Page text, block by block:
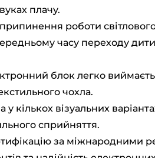
плачу.
роботи
часу переходу
блок легко
чохла.
у кількох візуальних
сприйняття.
за міжнародними